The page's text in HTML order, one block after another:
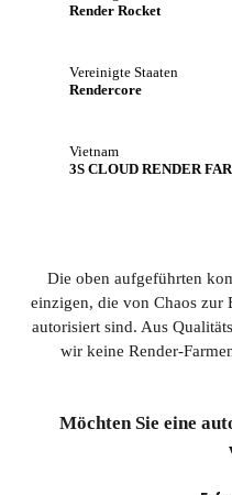
Render Rocket
Vereinigte Staaten
Rendercore
Vietnam
3S CLOUD RENDER
Die oben aufgeführten
einzigen, die von Chaos zur
autorisiert sind. Aus
wir keine Render-
Möchten Sie eine